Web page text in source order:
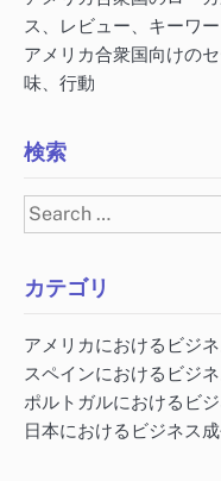
ス、レビュー、キーワ
アメリカ合衆国向けの
味、行動
検索
Search
for:
カテゴリ
アメリカにおけるビジ
スペインにおけるビジ
ポルトガルにおけるビ
日本におけるビジネス